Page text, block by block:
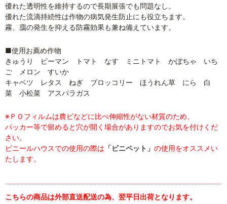
優れた透明性を維持するので長期展張でも問題なし。
優れた流滴持続性は作物の病気発生防止にも役立ちます。
霧、靄の発生を抑える防霧効果も兼ね備えています。
■使用お薦め作物
きゅうり ピーマン トマト なす ミニトマト かぼちゃ いち
ご メロン すいか
キャベツ レタス ねぎ ブロッコリー ほうれん草 にら 白
菜 小松菜 アスパラガス
※ＰＯフィルムは農ビなどに比べ伸縮性がない材質のため、
パッカー等で留めると穴が開く場合がありますのでお気を付けくだ
さい。
ビニールハウスでの使用の際は 「ビニペット」 の使用をオススメい
たします。
こちらの商品は外部直送配送の為、翌平日出荷となります。